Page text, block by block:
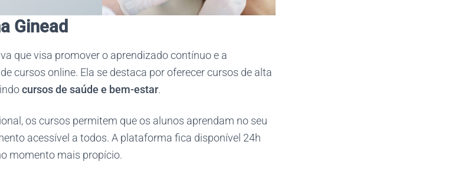
Ginead
que visa promover o aprendizado contínuo e a
cursos online. Ela se destaca por oferecer cursos de alta
cursos de saúde e bem-estar.
os cursos permitem que os alunos aprendam no seu
acessível a todos. A plataforma fica disponível 24h
momento mais propício.